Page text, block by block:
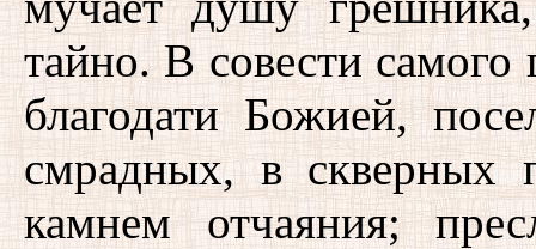
тайно. В совести
благодати Божией,
смрадных, в скверных
камнем отчаяния;